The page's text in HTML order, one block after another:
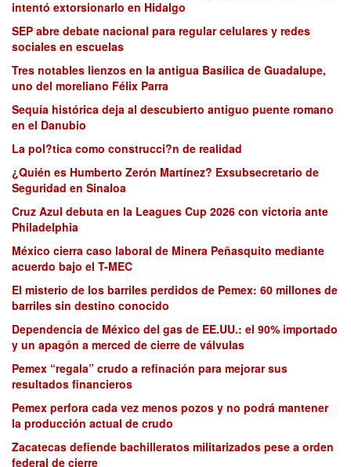
intentó extorsionarlo en Hidalgo
SEP abre debate nacional para regular celulares y redes
sociales en escuelas
Tres notables lienzos en la antigua Basílica de Guadalupe,
uno del moreliano Félix Parra
Sequía histórica deja al descubierto antiguo puente romano
en el Danubio
La pol?tica como construcci?n de realidad
¿Quién es Humberto Zerón Martínez? Exsubsecretario de
Seguridad en Sinaloa
Cruz Azul debuta en la Leagues Cup 2026 con victoria ante
Philadelphia
México cierra caso laboral de Minera Peñasquito mediante
acuerdo bajo el T-MEC
El misterio de los barriles perdidos de Pemex: 60 millones de
barriles sin destino conocido
Dependencia de México del gas de EE.UU.: el 90% importado
y un apagón a merced de cierre de válvulas
Pemex “regala” crudo a refinación para mejorar sus
resultados financieros
Pemex perfora cada vez menos pozos y no podrá mantener
la producción actual de crudo
Zacatecas defiende bachilleratos militarizados pese a orden
federal de cierre